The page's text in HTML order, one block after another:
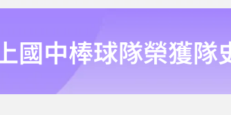
國中棒球隊榮獲